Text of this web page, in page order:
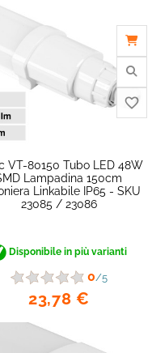
VT-80150 Tubo LED 48W
Lampadina 150cm
Linkabile IP65 - SKU
23085 / 23086
Disponibile in più varianti
0/5
23,78 €